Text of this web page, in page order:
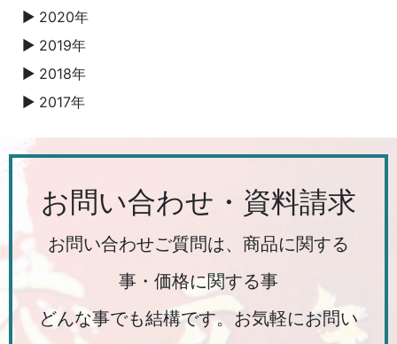
▼ 2020年
▼ 2019年
▼ 2018年
▼ 2017年
お問い合わせ・資料請求
お問い合わせご質問は、商品に関する
事・価格に関する事
どんな事でも結構です。お気軽にお問い